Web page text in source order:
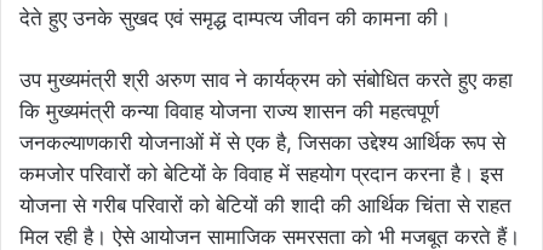
देते हुए उनके सुखद एवं समृद्ध दाम्पत्य जीवन की कामना की।
उप मुख्यमंत्री श्री अरुण साव ने कार्यक्रम को संबोधित करते हुए कहा
कि मुख्यमंत्री कन्या विवाह योजना राज्य शासन की महत्वपूर्ण
जनकल्याणकारी योजनाओं में से एक है, जिसका उद्देश्य आर्थिक रूप से
कमजोर परिवारों को बेटियों के विवाह में सहयोग प्रदान करना है। इस
योजना से गरीब परिवारों को बेटियों की शादी की आर्थिक चिंता से राहत
मिल रही है। ऐसे आयोजन सामाजिक समरसता को भी मजबूत करते हैं।